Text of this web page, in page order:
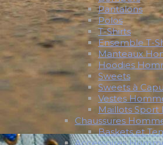
Pantalons
Polos
T-Shirts
Ensemble T-
Manteaux
Hoodies
Sweets
Sweets à
Vestes
Maillots
Chaussures
Baskets et